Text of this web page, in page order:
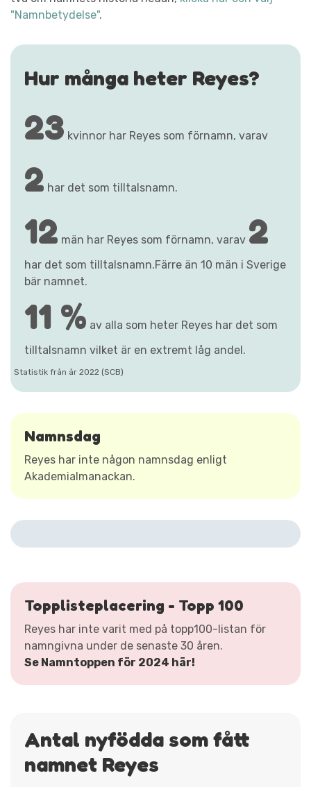
"Namnbetydelse".
Hur många heter Reyes?
23 kvinnor har Reyes som förnamn, varav
2 har det som tilltalsnamn.
12 män har Reyes som förnamn, varav 2
har det som tilltalsnamn.Färre än 10 män i Sverige
bär namnet.
11 % av alla som heter Reyes har det som
tilltalsnamn vilket är en extremt låg andel.
Statistik från år 2022 (SCB)
Namnsdag
Reyes har inte någon namnsdag enligt
Akademialmanackan.
Topplisteplacering - Topp 100
Reyes har inte varit med på topp100-listan för
namngivna under de senaste 30 åren.
Se Namntoppen för 2024 här!
Antal nyfödda som fått
namnet Reyes